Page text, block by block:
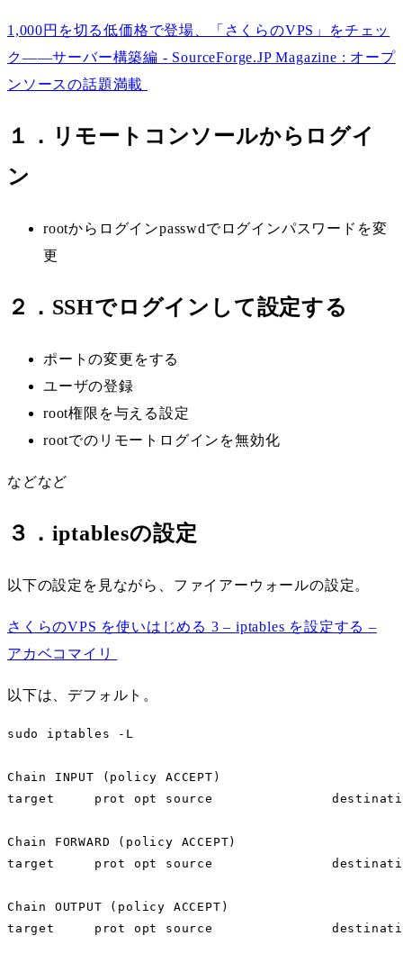
1,000円を切る低価格で登場、「さくらのVPS」をチェッ
ク――サーバー構築編 - SourceForge.JP Magazine : オープ
ンソースの話題満載
１．リモートコンソールからログイ
ン
rootからログインpasswdでログインパスワードを変
更
２．SSHでログインして設定する
ポートの変更をする
ユーザの登録
root権限を与える設定
rootでのリモートログインを無効化
などなど
３．iptablesの設定
以下の設定を見ながら、ファイアーウォールの設定。
さくらのVPS を使いはじめる 3 – iptables を設定する –
アカベコマイリ
以下は、デフォルト。
sudo iptables -L
Chain INPUT (policy ACCEPT)
target     prot opt source
Chain FORWARD (policy ACCEPT)
target     prot opt source
Chain OUTPUT (policy ACCEPT)
target     prot opt source